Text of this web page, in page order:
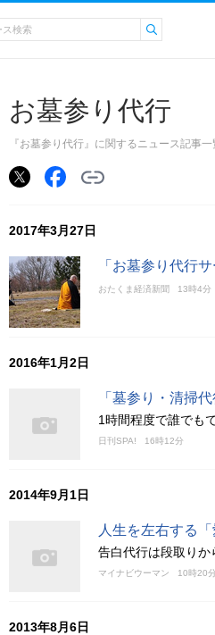
お墓参り代行
『お墓参り代行』に関するニュース記事
2017年3月27日
「お墓参り代行
おたくま経済新聞 13時4分
2016年1月2日
「墓参り・清掃
1時間程度で誰でも
日刊SPA! 16時12分
2014年9月1日
人生を左右する
告白代行は段取り
マイナビウーマン 10時20分
2013年8月6日